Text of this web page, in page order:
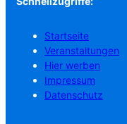
Startseite
Veranstaltungen
Hier werben
Impressum
Datenschutz